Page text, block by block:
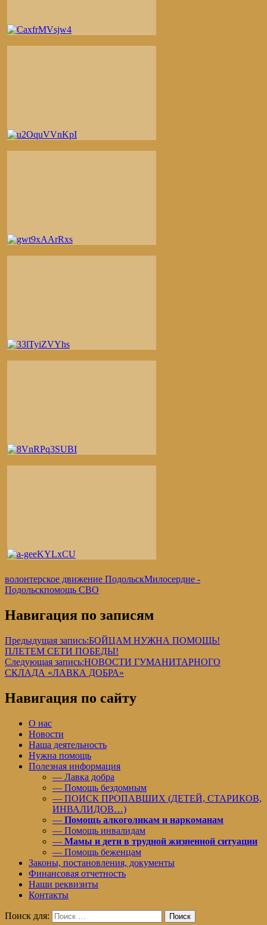
волонтерское движение ПодольскМилосердие -
Подольскпомощь СВО
Навигация по записям
Предыдущая запись:БОЙЦАМ НУЖНА ПОМОЩЬ!
ПЛЕТЕМ СЕТИ ПОБЕДЫ!
Следующая запись:НОВОСТИ ГУМАНИТАРНОГО
СКЛАДА «ЛАВКА ДОБРА»
Навигация по сайту
О нас
Новости
Наша деятельность
Нужна помощь
Полезная информация
— Лавка добра
— Помощь бездомным
— ПОИСК ПРОПАВШИХ (ДЕТЕЙ, СТАРИКОВ,
ИНВАЛИДОВ…)
— Помощь алкоголикам и наркоманам
— Помощь инвалидам
— Мамы и дети в трудной жизненной ситуации
— Помощь беженцам
Законы, постановления, документы
Финансовая отчетность
Наши реквизиты
Контакты
Поиск для: Поиск